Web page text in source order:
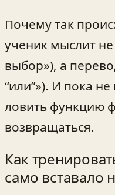
Почему так
ученик мыслит
выбор»), а
“или”»). И пока
ловить функцию
возвращаться.
Как
само вставало